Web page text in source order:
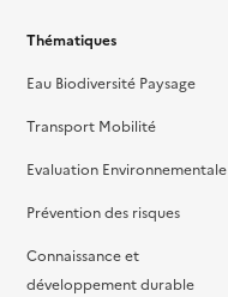
Thématiques
Eau Biodiversité Paysage
Transport Mobilité
Evaluation Environnementale
Prévention des risques
Connaissance et
développement durable